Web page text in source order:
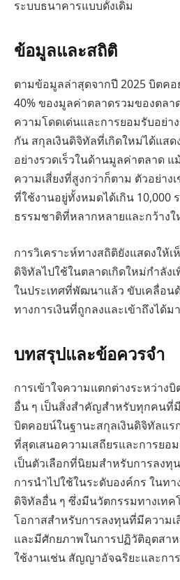
ระบบธนาคารแบบดั้งเดิม
ข้อมูลและสถิติ
ตามข้อมูลล่าสุดจากปี 2025 บิตค
40% ของมูลค่าตลาดรวมของตลา
ความโดดเด่นและการยอมรับอย่า
กัน สกุลเงินดิจิทัลที่เกิดใหม่ได้แสด
อย่างรวดเร็วในด้านมูลค่าตลาด
ความเสี่ยงที่สูงกว่าก็ตาม ตัวอย่าง
ที่ใช้งานอยู่ทั้งหมดได้เกิน 10,000
ธรรมชาติที่หลากหลายและกว้าง
การวิเคราะห์ทางสถิติยังแสดงให้
ดิจิทัลไปใช้ในตลาดเกิดใหม่กำลัง
ในประเทศที่พัฒนาแล้ว ขับเคลื่อน
ทางการเงินที่ถูกลงและเข้าถึงได้ม
บทสรุปและข้อควรจำ
การเข้าใจความแตกต่างระหว่าง
อื่น ๆ เป็นสิ่งสำคัญสำหรับทุกคนที่
บิตคอยน์ในฐานะสกุลเงินดิจิทัลแ
ที่สุดเสนอความเสถียรและการยอ
เป็นตัวเลือกที่นิยมสำหรับการลง
การนำไปใช้ในระดับองค์กร ในท
ดิจิทัลอื่น ๆ ซึ่งมีนวัตกรรมทางเท
โอกาสสำหรับการลงทุนที่มีความ
และมีศักยภาพในการปฏิวัติอุตสา
ใช้งานเช่น สัญญาอัจฉริยะและกา